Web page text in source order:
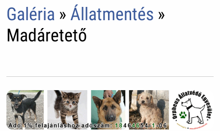
Galéria » Állatmentés »
Madáretető